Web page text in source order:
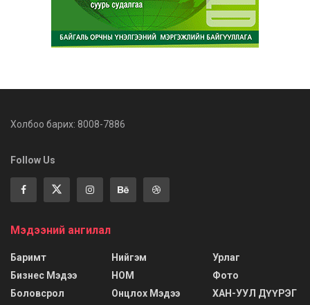
Холбоо барих: 8008-7886
Follow Us
Мэдээний ангилал
Баримт
Бизнес Мэдээ
Боловсрол
Нийгэм
НОМ
Онцлох Мэдээ
Урлаг
Фото
ХАН-УУЛ ДҮҮРЭГ